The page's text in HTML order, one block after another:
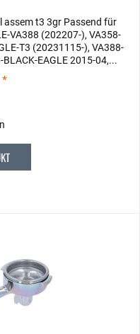
assem t3 3gr Passend für
VA388 (202207-), VA358-
T3 (20231115-), VA388-
EAGLE 2015-04,...
*